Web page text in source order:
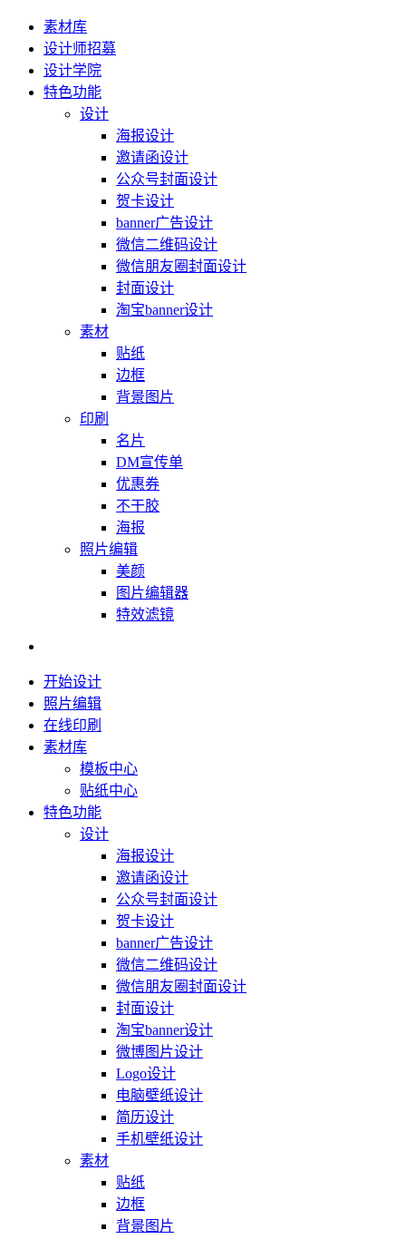
素材库
设计师招募
设计学院
特色功能
设计
海报设计
邀请函设计
公众号封面设计
贺卡设计
banner广告设计
微信二维码设计
微信朋友圈封面设计
封面设计
淘宝banner设计
素材
贴纸
边框
背景图片
印刷
名片
DM宣传单
优惠券
不干胶
海报
照片编辑
美颜
图片编辑器
特效滤镜
开始设计
照片编辑
在线印刷
素材库
模板中心
贴纸中心
特色功能
设计
海报设计
邀请函设计
公众号封面设计
贺卡设计
banner广告设计
微信二维码设计
微信朋友圈封面设计
封面设计
淘宝banner设计
微博图片设计
Logo设计
电脑壁纸设计
简历设计
手机壁纸设计
素材
贴纸
边框
背景图片